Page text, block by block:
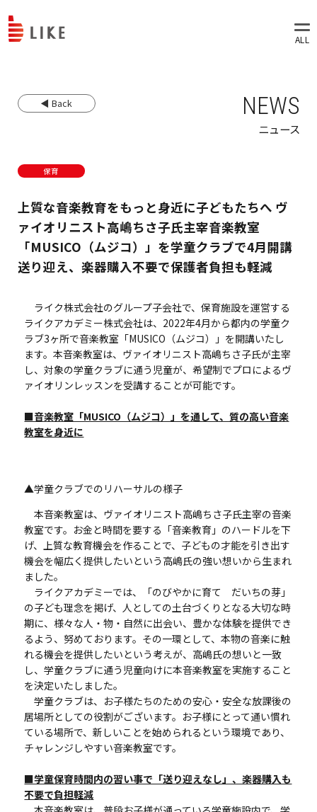
◀ Back NEWS
ニュース
保育
上質な音楽教育をもっと身近に子どもたちへ ヴ
ァイオリニスト高嶋ちさ子氏主宰音楽教室
「MUSICO（ムジコ）」を学童クラブで4月開講
送り迎え、楽器購入不要で保護者負担も軽減
ライク株式会社のグループ子会社で、保育施設を運営する
ライクアカデミー株式会社は、2022年4月から都内の学童ク
ラブ3ヶ所で音楽教室「MUSICO（ムジコ）」を開講いたし
ます。本音楽教室は、ヴァイオリニスト高嶋ちさ子氏が主宰
し、対象の学童クラブに通う児童が、希望制でプロによるヴ
ァイオリンレッスンを受講することが可能です。
■音楽教室「MUSICO（ムジコ）」を通して、質の高い音楽
教室を身近に
▲学童クラブでのリハーサルの様子
本音楽教室は、ヴァイオリニスト高嶋ちさ子氏主宰の音楽
教室です。お⾦と時間を要する「⾳楽教育」のハードルを下
げ、上質な教育機会を作ることで、⼦どもの才能を引き出す
機会を幅広く提供したいという高嶋氏の強い想いから生まれ
ました。
ライクアカデミーでは、「のびやかに育て だいちの芽」
の子ども理念を掲げ、人としての土台づくりとなる大切な時
期に、様々な人・物・自然に出会い、豊かな体験を提供でき
るよう、努めております。その一環として、本物の音楽に触
れる機会を提供したいという考えが、高嶋氏の想いと一致
し、学童クラブに通う児童向けに本音楽教室を実施すること
を決定いたしました。
学童クラブは、お子様たちのための安心・安全な放課後の
居場所としての役割がございます。お子様にとって通い慣れ
ている場所で、新しいことを始められるという環境であり、
チャレンジしやすい音楽教室です。
■学童保育時間内の習い事で「送り迎えなし」、楽器購入も
不要で負担軽減